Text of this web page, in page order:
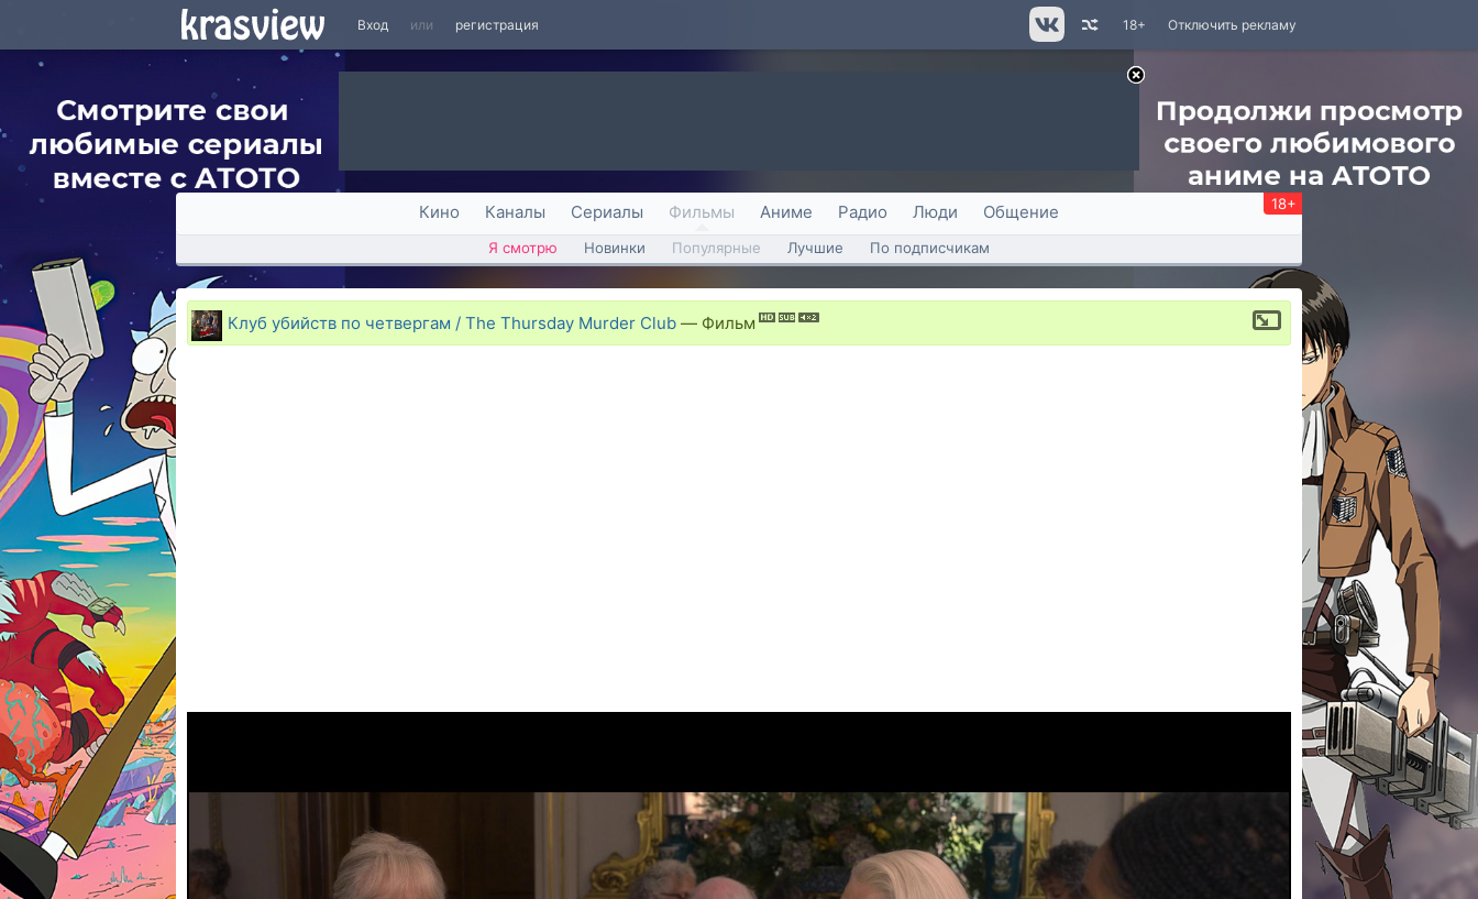
Вход или регистрация Отключить рекламу
18+
Кино Каналы Сериалы Фильмы Аниме Радио Люди Общение 18+
Я смотрю Новинки Популярные Лучшие По подписчикам
Клуб убийств по четвергам / The Thursday Murder Club — Фильм